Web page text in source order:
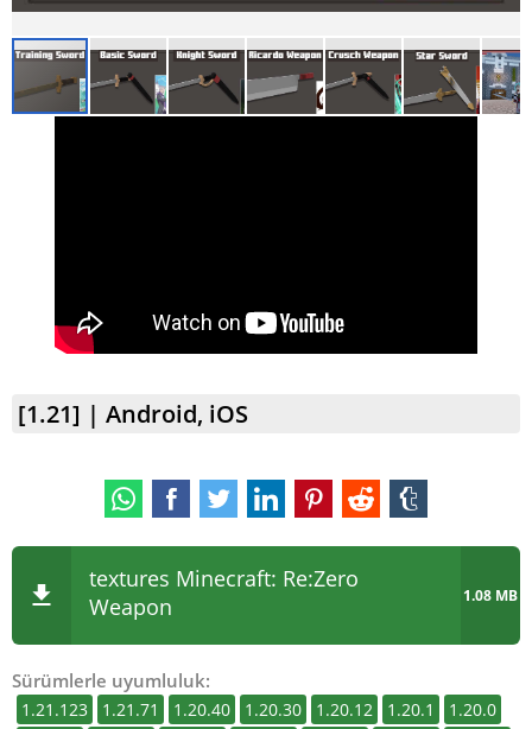
[1.21] | Android, iOS
textures Minecraft: Re:Zero
Weapon
1.08 MB
Sürümlerle uyumluluk:
1.21.123 1.21.71 1.20.40 1.20.30 1.20.12 1.20.1
1.20.0